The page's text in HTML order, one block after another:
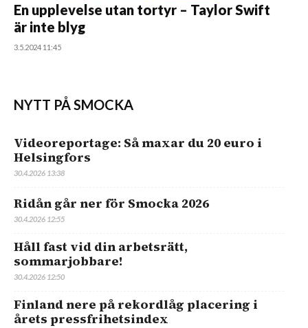
En upplevelse utan tortyr – Taylor Swift
är inte blyg
3.5.2024 11:45
NYTT PÅ SMOCKA
Videoreportage: Så maxar du 20 euro i
Helsingfors
30.4.2026 13:38
Ridån går ner för Smocka 2026
30.4.2026 12:55
Håll fast vid din arbetsrätt,
sommarjobbare!
30.4.2026 12:50
Finland nere på rekordlåg placering i
årets pressfrihetsindex